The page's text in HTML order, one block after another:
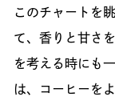
このチャートを
て、香りと甘さ
を考える時にも
は、コーヒーを